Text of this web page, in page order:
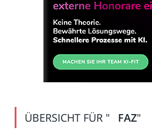
ÜBERSICHT FÜR " FAZ"